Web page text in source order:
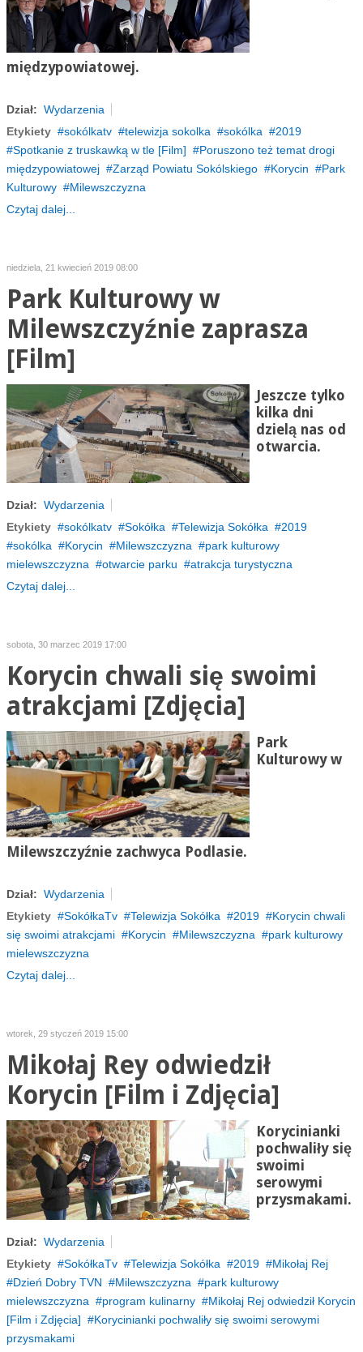
międzypowiatowej.
Dział: Wydarzenia
Etykiety
sokólkatv telewizja sokolka sokólka
2019
Spotkanie z truskawką w tle [Film]
Poruszono też temat drogi
międzypowiatowej
Zarząd Powiatu Sokólskiego Korycin
Park
Kulturowy
Milewszczyzna
Czytaj dalej...
niedziela, 21 kwiecień 2019 08:00
Park Kulturowy w
Milewszczyźnie zaprasza
[Film]
Jeszcze tylko
kilka dni
dzielą nas od
otwarcia.
Dział: Wydarzenia
Etykiety
sokólkatv Sokółka Telewizja Sokółka
2019
sokólka
Korycin Milewszczyzna
park kulturowy
mielewszczyzna
otwarcie parku
atrakcja turystyczna
Czytaj dalej...
sobota, 30 marzec 2019 17:00
Korycin chwali się swoimi
atrakcjami [Zdjęcia]
Park
Kulturowy w
Milewszczyźnie zachwyca Podlasie.
Dział: Wydarzenia
Etykiety
SokółkaTv Telewizja Sokółka 2019
Korycin chwali
się swoimi atrakcjami
Korycin Milewszczyzna
park kulturowy
mielewszczyzna
Czytaj dalej...
wtorek, 29 styczeń 2019 15:00
Mikołaj Rey odwiedził
Korycin [Film i Zdjęcia]
Korycinianki
pochwaliły się
swoimi
serowymi
przysmakami.
Dział: Wydarzenia
Etykiety
SokółkaTv Telewizja Sokółka 2019
Mikołaj Rej
Dzień Dobry TVN
Milewszczyzna
park kulturowy
mielewszczyzna
program kulinarny
Mikołaj Rej odwiedził Korycin
[Film i Zdjęcia]
Korycinianki pochwaliły się swoimi serowymi
przysmakami